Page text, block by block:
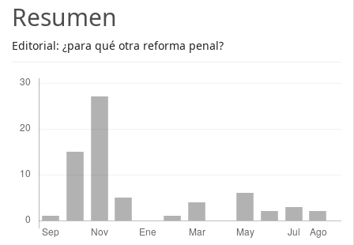
Resumen
Editorial: ¿para qué otra reforma penal?